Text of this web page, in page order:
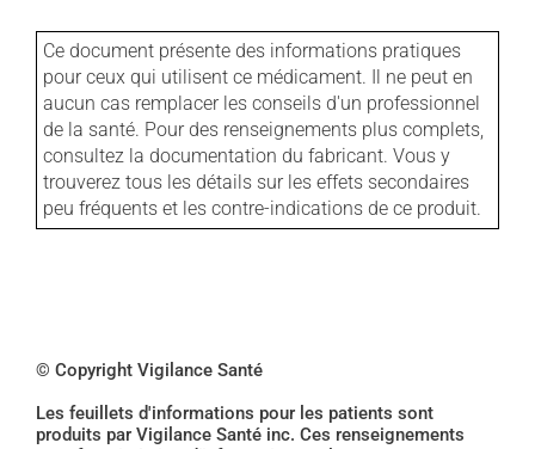
Ce document présente des informations pratiques
pour ceux qui utilisent ce médicament. Il ne peut en
aucun cas remplacer les conseils d'un professionnel
de la santé. Pour des renseignements plus complets,
consultez la documentation du fabricant. Vous y
trouverez tous les détails sur les effets secondaires
peu fréquents et les contre-indications de ce produit.
© Copyright Vigilance Santé
Les feuillets d'informations pour les patients sont
produits par Vigilance Santé inc. Ces renseignements